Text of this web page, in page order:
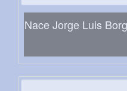
Nace Jorge Luis